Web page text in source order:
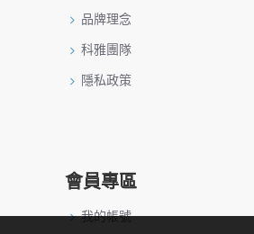
品牌理念
科雅團隊
隱私政策
會員專區
我的帳號